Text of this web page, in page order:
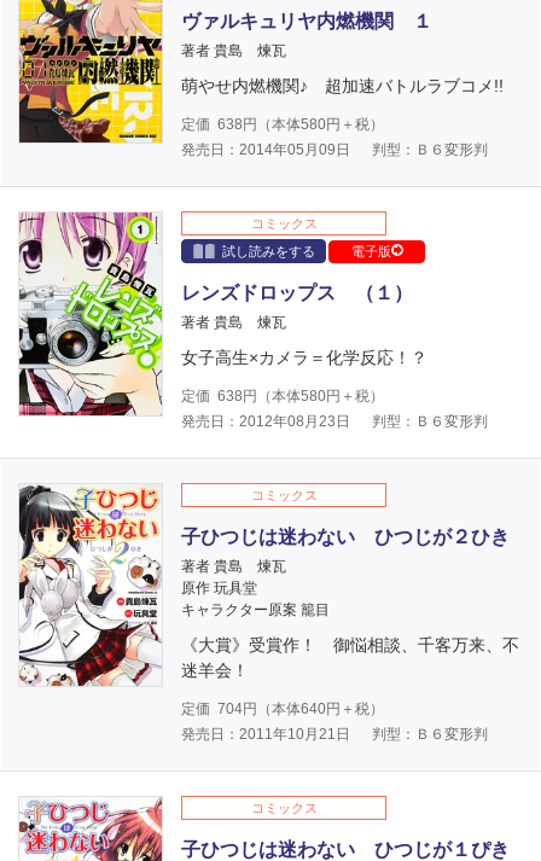
ヴァルキュリヤ内燃機関 １
著者 貴島 煉瓦
萌やせ内燃機関♪ 超加速バトルラブコメ!!
定価 638 円（本体580円＋税）
発売日：2014年05月09日
判型：Ｂ６変形判
コミックス
試し読みをする
電子版
レンズドロップス （１）
著者 貴島 煉瓦
女子高生×カメラ＝化学反応！？
定価 638 円（本体580円＋税）
発売日：2012年08月23日
判型：Ｂ６変形判
コミックス
子ひつじは迷わない ひつじが２ひき
著者 貴島 煉瓦
原作 玩具堂
キャラクター原案 籠目
《大賞》受賞作！ 御悩相談、千客万来、不
迷羊会！
定価 704円（本体640円＋税）
発売日：2011年10月21日
判型：Ｂ６変形判
コミックス
子ひつじは迷わない ひつじが１ぴき